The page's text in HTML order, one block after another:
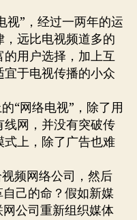
”，经过一两年的运
远比电视频道多的
用户选择，加上互
于电视传播的小众
“网络电视”，除了用
网，并没有突破传
上，除了广告也难
频网络公司，然后
己的命？假如新媒
公司重新组织媒体